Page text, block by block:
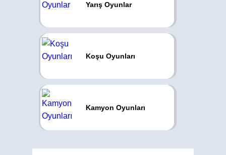
Yarış Oyunlar
Koşu Oyunları
Kamyon Oyunları